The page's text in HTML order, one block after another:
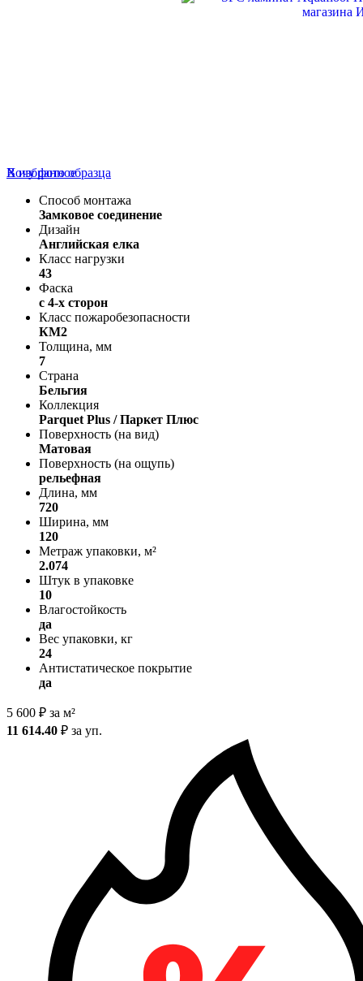
В избранное
Хочу фото образца
Способ монтажа
Замковое соединение
Дизайн
Английская елка
Класс нагрузки
43
Фаска
с 4-х сторон
Класс пожаробезопасности
КМ2
Толщина, мм
7
Страна
Бельгия
Коллекция
Parquet Plus / Паркет Плюс
Поверхность (на вид)
Матовая
Поверхность (на ощупь)
рельефная
Длина, мм
720
Ширина, мм
120
Метраж упаковки, м²
2.074
Штук в упаковке
10
Влагостойкость
да
Вес упаковки, кг
24
Антистатическое покрытие
да
5 600 ₽ за м²
11 614.40 ₽ за уп.